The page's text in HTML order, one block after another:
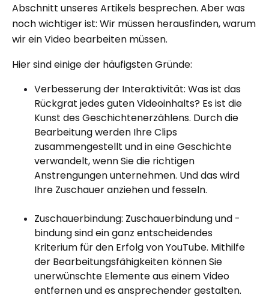
Abschnitt unseres Artikels besprechen. Aber was
noch wichtiger ist: Wir müssen herausfinden, warum
wir ein Video bearbeiten müssen.
Hier sind einige der häufigsten Gründe:
Verbesserung der Interaktivität: Was ist das
Rückgrat jedes guten Videoinhalts? Es ist die
Kunst des Geschichtenerzählens. Durch die
Bearbeitung werden Ihre Clips
zusammengestellt und in eine Geschichte
verwandelt, wenn Sie die richtigen
Anstrengungen unternehmen. Und das wird
Ihre Zuschauer anziehen und fesseln.
Zuschauerbindung: Zuschauerbindung und -
bindung sind ein ganz entscheidendes
Kriterium für den Erfolg von YouTube. Mithilfe
der Bearbeitungsfähigkeiten können Sie
unerwünschte Elemente aus einem Video
entfernen und es ansprechender gestalten.